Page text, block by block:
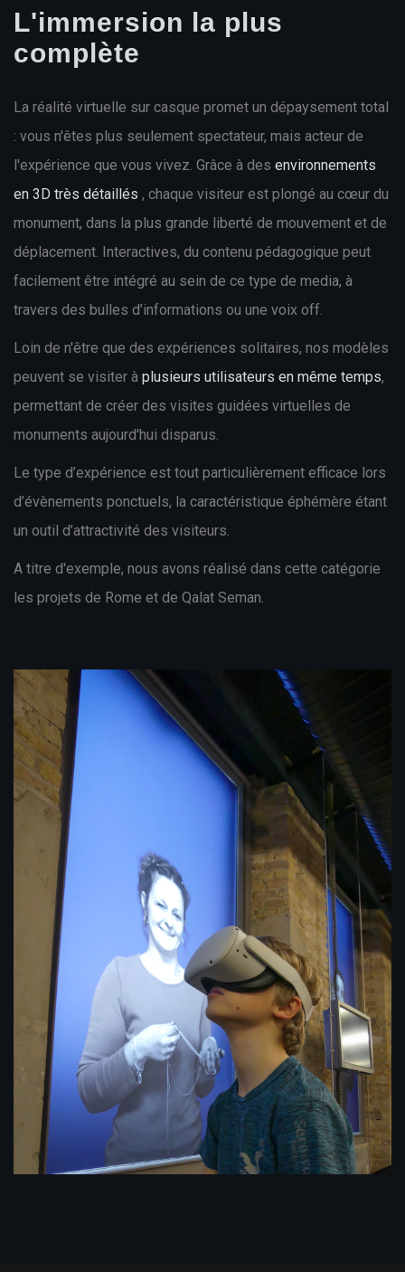
L'immersion la plus
complète
La réalité virtuelle sur casque promet un dépaysement total
: vous n'êtes plus seulement spectateur, mais acteur de
l'expérience que vous vivez. Grâce à des environnements
en 3D très détaillés , chaque visiteur est plongé au cœur du
monument, dans la plus grande liberté de mouvement et de
déplacement. Interactives, du contenu pédagogique peut
facilement être intégré au sein de ce type de media, à
travers des bulles d’informations ou une voix off.
Loin de n'être que des expériences solitaires, nos modèles
peuvent se visiter à plusieurs utilisateurs en même temps,
permettant de créer des visites guidées virtuelles de
monuments aujourd'hui disparus.
Le type d’expérience est tout particulièrement efficace lors
d’évènements ponctuels, la caractéristique éphémère étant
un outil d’attractivité des visiteurs.
A titre d'exemple, nous avons réalisé dans cette catégorie
les projets de Rome et de Qalat Seman.